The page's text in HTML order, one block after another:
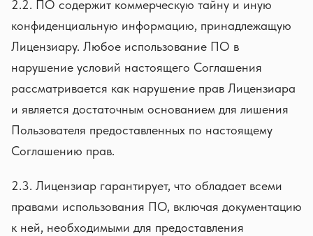
2.2. ПО содержит коммерческую тайну и иную
конфиденциальную информацию, принадлежащую
Лицензиару. Любое использование ПО в
нарушение условий настоящего Соглашения
рассматривается как нарушение прав Лицензиара
и является достаточным основанием для лишения
Пользователя предоставленных по настоящему
Соглашению прав.
2.3. Лицензиар гарантирует, что обладает всеми
правами использования ПО, включая документацию
к ней, необходимыми для предоставления